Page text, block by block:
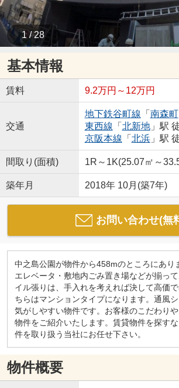
1 / 28
基本情報
賃料 9.2万円～12万円
交通
地下鉄谷町線 「 南森町
東西線 「 北新地」駅
京阪本線 「 北浜」駅
間取り(面積) 1R～1K(25.07㎡～
築年月 2018年 10月(築7年)
お問い合わせ(無
中之島公園が物件から458mのところにあり
エレベータ・敷地内ごみ置き場などが揃っ
イル張りは、手入れを考えれば決して高価
ちらはマンションタイプになります。通風
気がしやすい物件です。お客様のこだわり
物件をご紹介いたします。賃貸物件を探す
件を取り扱う当社にお任せ下さい。
物件概要